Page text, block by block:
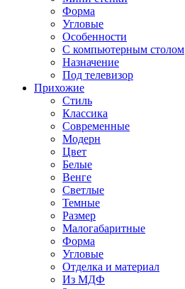
Форма
Угловые
Особенности
С компьютерным столом
Назначение
Под телевизор
Прихожие
Стиль
Классика
Современные
Модерн
Цвет
Белые
Венге
Светлые
Темные
Размер
Малогабаритные
Форма
Угловые
Отделка и материал
Из МДФ